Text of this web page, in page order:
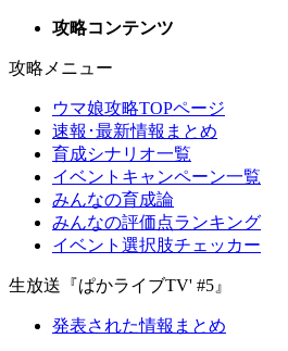
攻略コンテンツ
攻略メニュー
ウマ娘攻略TOPページ
速報･最新情報まとめ
育成シナリオ一覧
イベントキャンペーン一覧
みんなの育成論
みんなの評価点ランキング
イベント選択肢チェッカー
生放送『ぱかライブTV' #5』
発表された情報まとめ